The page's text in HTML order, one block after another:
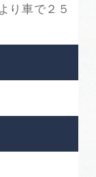
り車で２５